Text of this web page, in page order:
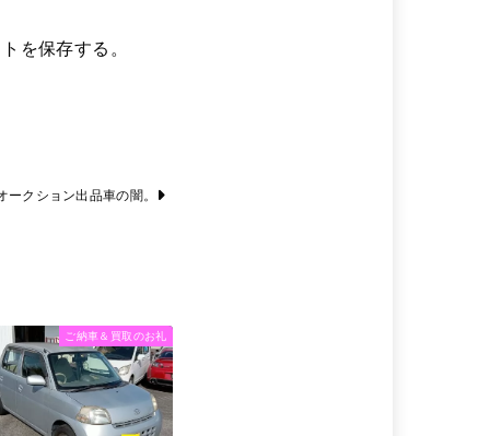
を保存する。
クション出品車の闇。
ご納車＆買取のお礼